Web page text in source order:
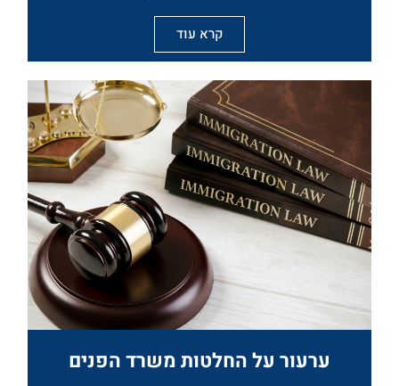
קרא עוד
ערעור על החלטות משרד הפנים